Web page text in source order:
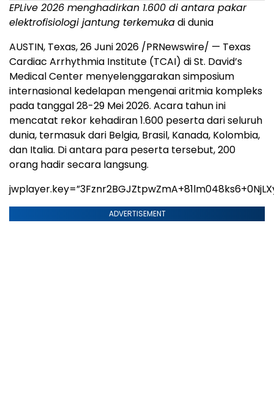
EPLive 2026 menghadirkan 1.600 di antara pakar
elektrofisiologi jantung terkemukadi dunia
AUSTIN, Texas,26 Juni 2026 /PRNewswire/ — Texas
Cardiac Arrhythmia Institute (TCAI) di St. David’s
Medical Center menyelenggarakan simposium
internasional kedelapan mengenai aritmia kompleks
pada tanggal 28-29 Mei 2026. Acara tahun ini
mencatat rekor kehadiran 1.600 peserta dari seluruh
dunia, termasuk dari Belgia, Brasil, Kanada, Kolombia,
dan Italia. Di antara para peserta tersebut, 200
orang hadir secara langsung.
ADVERTISEMENT